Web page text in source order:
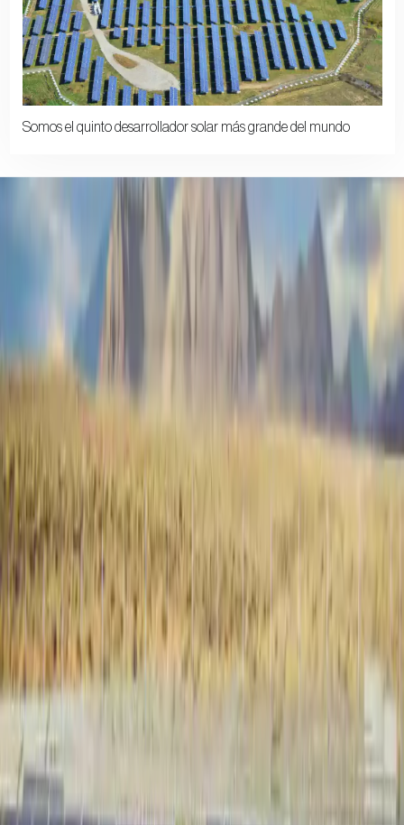
Somos el quinto desarrollador solar más grande del mundo